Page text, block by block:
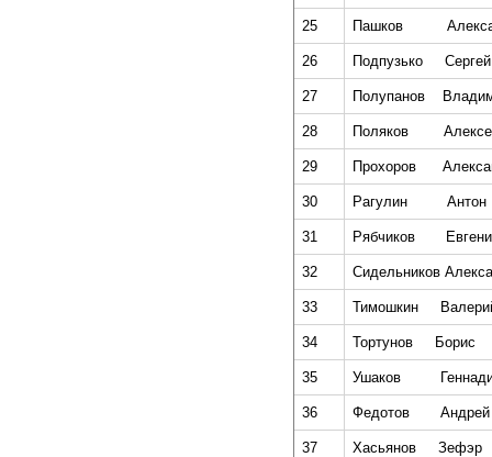
25 Пашков
26 Подпузько Сергей
27 Полупанов
28 Поляков
29 Прохоров
30 Рагулин Антон
31 Рябчиков
32 Сидельников
33 Тимошкин
34 Тортунов Борис
35 Ушаков
36 Федотов Андрей
37 Хасьянов Зефэр